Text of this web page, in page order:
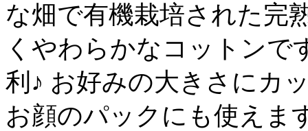
な畑で有機栽培された完
くやわらかなコットンで
利♪ お好みの大きさにカ
お顔のパックにも使えま